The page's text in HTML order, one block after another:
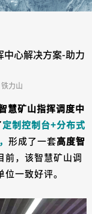
中心解决方案-助力
力山
慧矿山指挥调度中
定制控制台+分布式
形成了一套高度智
前，该智慧矿山调
一致好评。